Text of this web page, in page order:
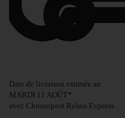
Date de livraison estimée au
MARDI 11 AOÛT*
avec Chronopost Relais Express